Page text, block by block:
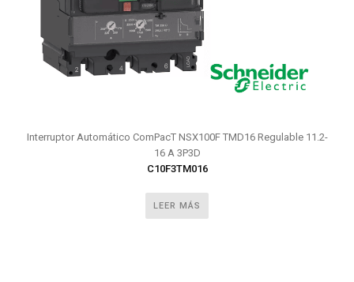
Interruptor Automático ComPacT NSX100F TMD16 Regulable 11.2-
16 A 3P3D
C10F3TM016
LEER MÁS